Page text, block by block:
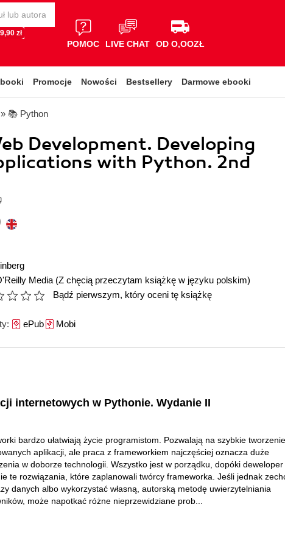
zł
POMOC LIVE CHAT OD O,OOZŁ
Promocje Nowości Bestsellery Darmowe ebooki
» 📚 Python
Development. Developing
with Python. 2nd
Media (Z chęcią przeczytam książkę w języku polskim)
Bądź pierwszym, który oceni tę książkę
ePubMobi
internetowych w Pythonie. Wydanie II
bardzo ułatwiają życie programistom. Pozwalają na szybkie
aplikacji, ale praca z frameworkiem najczęściej oznacza duże
w doborze technologii. Wszystko jest w porządku, dopóki
te rozwiązania, które zaplanowali twórcy frameworka. Jeśli jednak
danych albo wykorzystać własną, autorską metodę uwierzytelniania
może napotkać różne nieprzewidziane prob...